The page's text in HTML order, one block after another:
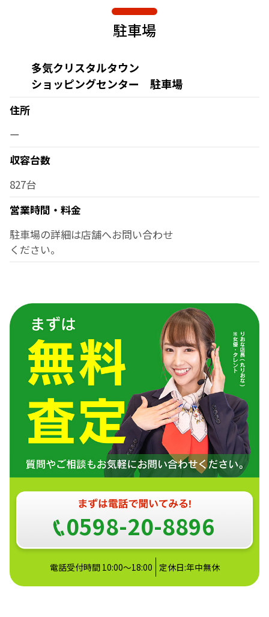
駐車場
多気クリスタルタウン
ショッピングセンター 駐車場
住所
ー
収容台数
827台
営業時間・料金
駐車場の詳細は店舗へお問い合わせ
ください。
0598-20-8896
電話受付時間 10:00～18:00 定休日:年中無休